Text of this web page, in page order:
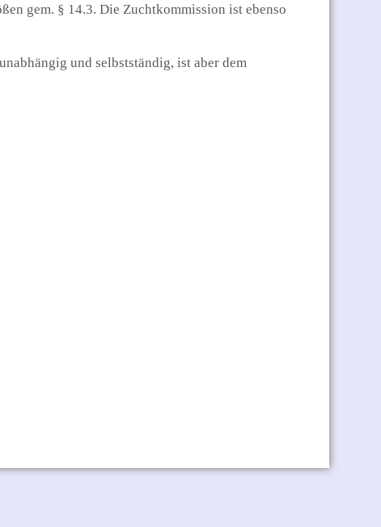
gem. § 14.3. Die Zuchtkommission ist ebenso
und selbstständig, ist aber dem